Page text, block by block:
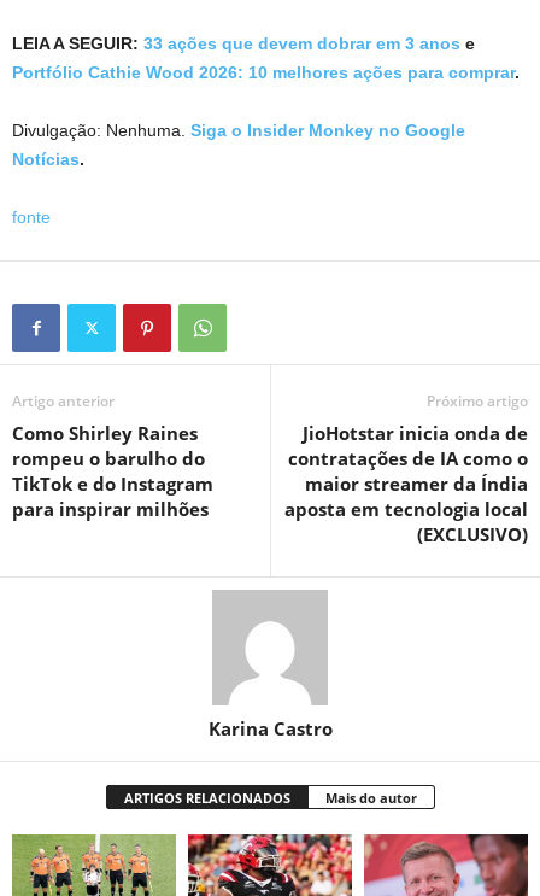
LEIA A SEGUIR: 33 ações que devem dobrar em 3 anos e
Portfólio Cathie Wood 2026: 10 melhores ações para comprar.
Divulgação: Nenhuma. Siga o Insider Monkey no Google
Notícias.
fonte
Artigo anterior
Como Shirley Raines
rompeu o barulho do
TikTok e do Instagram
para inspirar milhões
Próximo artigo
JioHotstar inicia onda de
contratações de IA como o
maior streamer da Índia
aposta em tecnologia local
(EXCLUSIVO)
Karina Castro
ARTIGOS RELACIONADOS Mais do autor